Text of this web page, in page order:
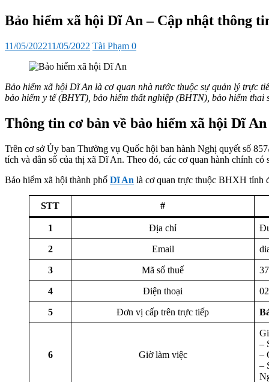
Bảo hiểm xã hội Dĩ An – Cập nhật thông
Đăng
11/05/202211/05/2022 Tác
Tài Phạm 0
Bảo hiểm xã hội Dĩ An là cơ quan nhà nước thuộc sự quản lý trực
bảo hiểm y tế (BHYT), bảo hiểm thất nghiệp (BHTN), bảo hiểm
Thông tin cơ bản về bảo hiểm xã hội Dĩ An
Trên cơ sở Ủy ban Thường vụ Quốc hội ban hành Nghị quyết số
tích và dân số của thị xã Dĩ An. Theo đó, các cơ quan hành chính
Bảo hiểm xã hội thành phố Dĩ An là cơ quan trực thuộc BHXH tỉnh
STT #
1 Địa chỉ
2 Email
3 Mã số thuế
4 Điện thoại
5 Đơn vị cấp trên trực tiếp
6 Giờ làm việc
–
–
–